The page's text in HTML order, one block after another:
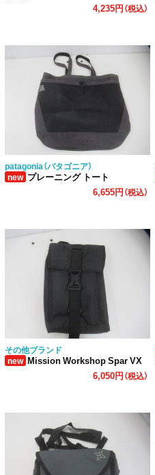
4,235円（税込）
patagonia（パタゴニア）
new プレーニング トート
6,655円（税込）
その他ブランド
new Mission Workshop Spar VX
6,050円（税込）